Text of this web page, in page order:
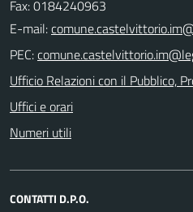
Fax: 0184240963
E-mail:
PEC:
Ufficio Relazioni con il Pubblico,
Uffici e orari
Numeri utili
CONTATTI D.P.O.